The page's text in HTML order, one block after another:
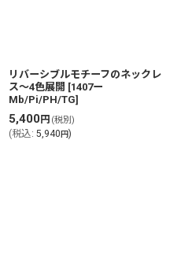
リバーシブルモチーフのネックレ
ス〜4色展開 [1407ー
Mb/Pi/PH/TG]
5,400円 (税別)
(税込: 5,940円)